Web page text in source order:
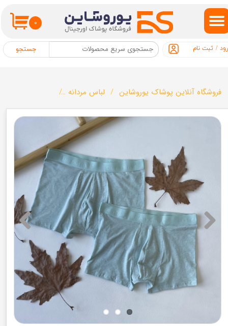
۰
جستجو / ثبت نام
حساب کاربری من
تغییر گذر واژه
خروج از حساب کاربری
فروشگاه آنلاین پوشاک یوروشاین لباس مردانه